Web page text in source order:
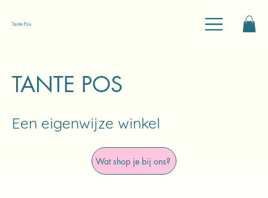
Tante Pos
TANTE POS
Een eigenwijze winkel
Wat shop je bij ons?